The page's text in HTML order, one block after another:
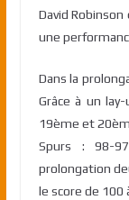
David
une
Dans la
Grâce à un
19ème et
Spurs : 98-
prolongation
le score de 100